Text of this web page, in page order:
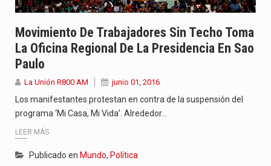
El amanecer de este miércoles se caracteriza por un ambiente…
Movimiento De Trabajadores Sin Techo Toma
La Oficina Regional De La Presidencia En Sao
Paulo
La Unión R800 AM junio 01, 2016
Los manifestantes protestan en contra de la suspensión del
programa ‘Mi Casa, Mi Vida’. Alrededor…
LEER MÁS
Publicado en Mundo, Política